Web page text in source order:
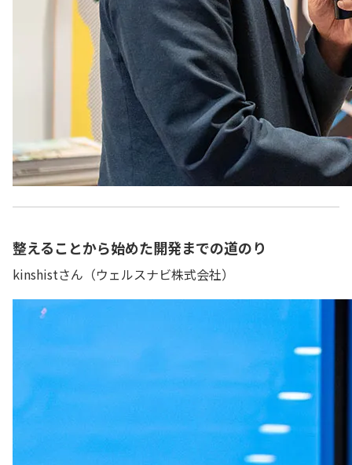
整えることから始めた開発までの道のり
kinshistさん（ウェルスナビ株式会社）